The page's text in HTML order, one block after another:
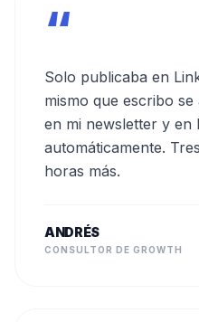
“
Solo publicaba en
mismo que escribo
en mi newsletter y en
automáticamente.
horas más.
ANDRÉS
CONSULTOR DE GROWTH